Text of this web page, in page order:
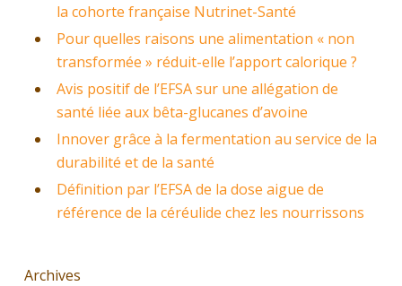
la cohorte française Nutrinet-Santé
Pour quelles raisons une alimentation « non
transformée » réduit-elle l’apport calorique ?
Avis positif de l’EFSA sur une allégation de
santé liée aux bêta-glucanes d’avoine
Innover grâce à la fermentation au service de la
durabilité et de la santé
Définition par l’EFSA de la dose aigue de
référence de la céréulide chez les nourrissons
Archives